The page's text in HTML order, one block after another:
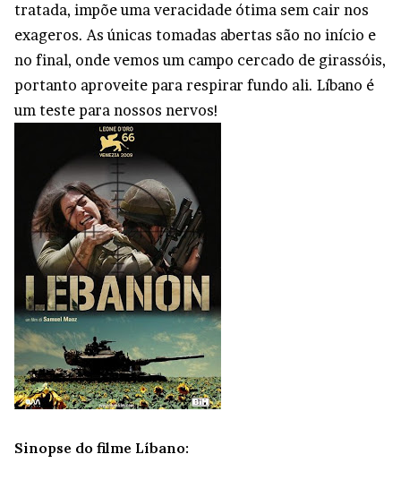
tratada, impõe uma veracidade ótima sem cair nos
exageros. As únicas tomadas abertas são no início e
no final, onde vemos um campo cercado de girassóis,
portanto aproveite para respirar fundo ali. Líbano é
um teste para nossos nervos!
Sinopse do filme Líbano: